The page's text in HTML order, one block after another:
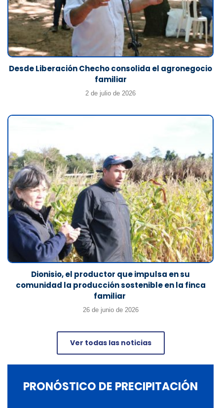
Desde Liberación Checho consolida el agronegocio
familiar
2 de julio de 2026
Dionisio, el productor que impulsa en su
comunidad la producción sostenible en la finca
familiar
26 de junio de 2026
Ver todas las noticias
PRONÓSTICO DE PRECIPITACIÓN